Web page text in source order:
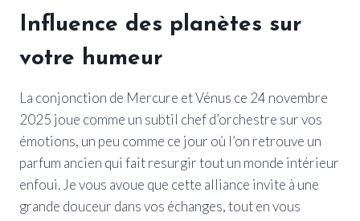
Influence des planètes sur
votre humeur
La conjonction de Mercure et Vénus ce 24 novembre
2025 joue comme un subtil chef d’orchestre sur vos
émotions, un peu comme ce jour où l’on retrouve un
parfum ancien qui fait resurgir tout un monde intérieur
enfoui. Je vous avoue que cette alliance invite à une
grande douceur dans vos échanges, tout en vous